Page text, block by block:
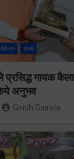
राज्य
प्रसिद्ध गायक
अनुभव
Girish Gairola